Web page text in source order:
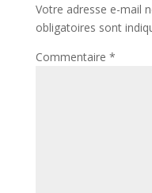
Votre adresse e-mail
obligatoires sont
Commentaire *